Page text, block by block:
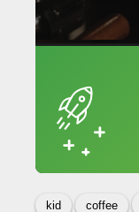
kid coffee